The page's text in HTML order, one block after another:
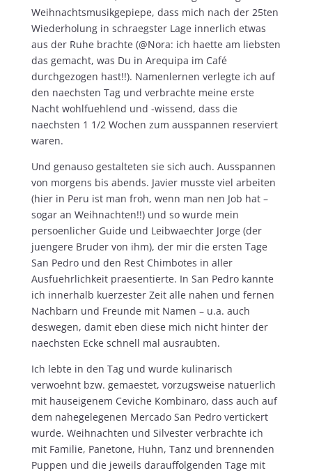
Weihnachtsmusikgepiepe, dass mich nach der 25ten
Wiederholung in schraegster Lage innerlich etwas
aus der Ruhe brachte (@Nora: ich haette am liebsten
das gemacht, was Du in Arequipa im Café
durchgezogen hast!!). Namenlernen verlegte ich auf
den naechsten Tag und verbrachte meine erste
Nacht wohlfuehlend und -wissend, dass die
naechsten 1 1/2 Wochen zum ausspannen reserviert
waren.
Und genauso gestalteten sie sich auch. Ausspannen
von morgens bis abends. Javier musste viel arbeiten
(hier in Peru ist man froh, wenn man nen Job hat –
sogar an Weihnachten!!) und so wurde mein
persoenlicher Guide und Leibwaechter Jorge (der
juengere Bruder von ihm), der mir die ersten Tage
San Pedro und den Rest Chimbotes in aller
Ausfuehrlichkeit praesentierte. In San Pedro kannte
ich innerhalb kuerzester Zeit alle nahen und fernen
Nachbarn und Freunde mit Namen – u.a. auch
deswegen, damit eben diese mich nicht hinter der
naechsten Ecke schnell mal ausraubten.
Ich lebte in den Tag und wurde kulinarisch
verwoehnt bzw. gemaestet, vorzugsweise natuerlich
mit hauseigenem Ceviche Kombinaro, dass auch auf
dem nahegelegenen Mercado San Pedro vertickert
wurde. Weihnachten und Silvester verbrachte ich
mit Familie, Panetone, Huhn, Tanz und brennenden
Puppen und die jeweils darauffolgenden Tage mit